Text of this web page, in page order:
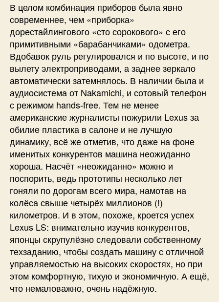
В целом комбинация приборов была явно
современнее, чем «приборка»
дорестайлингового «сто сорокового» с его
примитивными «барабанчиками» одометра.
Вдобавок руль регулировался и по высоте, и по
вылету электроприводами, а заднее зеркало
автоматически затемнялось. В наличии была и
аудиосистема от Nakamichi, и сотовый телефон
с режимом hands-free. Тем не менее
американские журналисты пожурили Lexus за
обилие пластика в салоне и не лучшую
динамику, всё же отметив, что даже на фоне
именитых конкурентов машина неожиданно
хороша. Насчёт «неожиданно» можно и
поспорить, ведь прототипы несколько лет
гоняли по дорогам всего мира, намотав на
колёса свыше четырёх миллионов (!)
километров. И в этом, похоже, кроется успех
Lexus LS: внимательно изучив конкурентов,
японцы скрупулёзно следовали собственному
техзаданию, чтобы создать машину с отличной
управляемостью на высоких скоростях, но при
этом комфортную, тихую и экономичную. А ещё,
что немаловажно, очень надёжную.